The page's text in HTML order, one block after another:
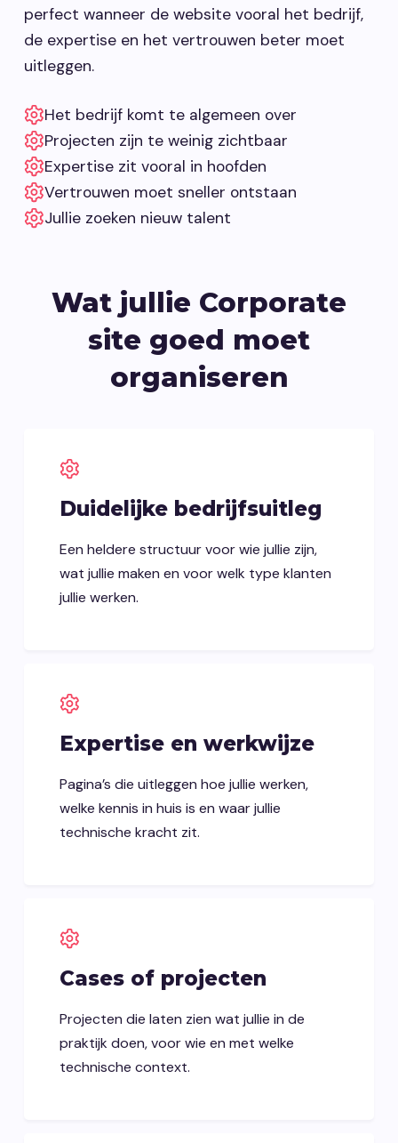
perfect wanneer de website vooral het bedrijf,
de expertise en het vertrouwen beter moet
uitleggen.
Het bedrijf komt te algemeen over
Projecten zijn te weinig zichtbaar
Expertise zit vooral in hoofden
Vertrouwen moet sneller ontstaan
Jullie zoeken nieuw talent
Wat jullie Corporate
site goed moet
organiseren
Duidelijke bedrijfsuitleg
Een heldere structuur voor wie jullie zijn,
wat jullie maken en voor welk type klanten
jullie werken.
Expertise en werkwijze
Pagina’s die uitleggen hoe jullie werken,
welke kennis in huis is en waar jullie
technische kracht zit.
Cases of projecten
Projecten die laten zien wat jullie in de
praktijk doen, voor wie en met welke
technische context.